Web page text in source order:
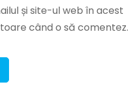
și site-ul web în acest
când o să comentez.